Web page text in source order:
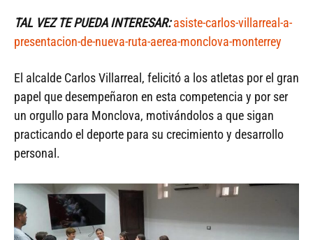
TAL VEZ TE PUEDA INTERESAR:asiste-carlos-villarreal-a-
presentacion-de-nueva-ruta-aerea-monclova-monterrey
El alcalde Carlos Villarreal, felicitó a los atletas por el gran
papel que desempeñaron en esta competencia y por ser
un orgullo para Monclova, motivándolos a que sigan
practicando el deporte para su crecimiento y desarrollo
personal.